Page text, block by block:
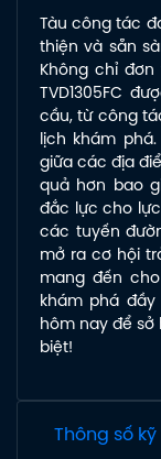
Tàu công tác
thiện và sẵn
Không chỉ
TVD1305FC
cầu, từ công
lịch khám
giữa các địa
quả hơn bao
đắc lực cho
các tuyến
mở ra cơ hội
mang đến
khám phá
hôm nay để sở
biệt!
Thông số